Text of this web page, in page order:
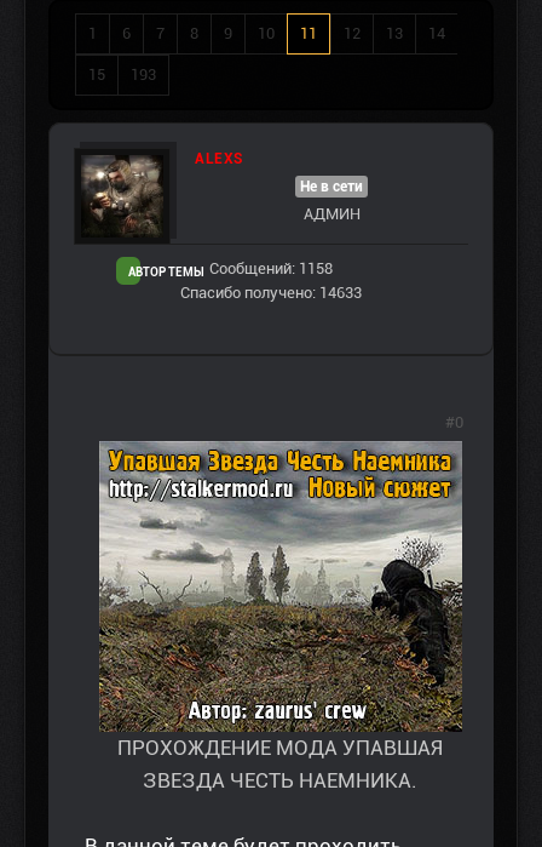
1 6 7 8 9 10 11 12 13 14
15 193
ALEXS
АВТОР ТЕМЫ
Не в сети
АДМИН
Сообщений: 1158
Спасибо получено: 14633
ПРОХОЖДЕНИЕ МОДА УПАВШАЯ
ЗВЕЗДА ЧЕСТЬ НАЕМНИКА.
#0